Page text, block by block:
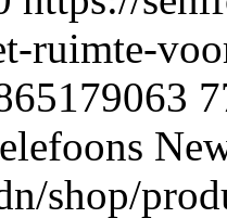
ruimte-
shop/